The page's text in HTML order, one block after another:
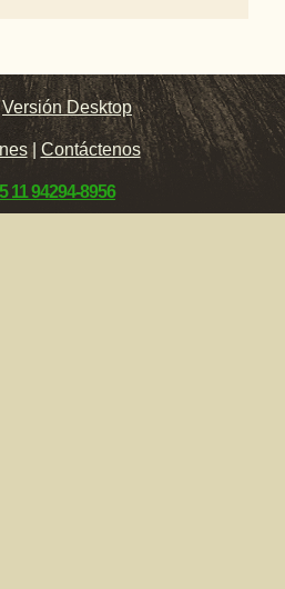
Versión Desktop
| Contáctenos
11 94294-8956